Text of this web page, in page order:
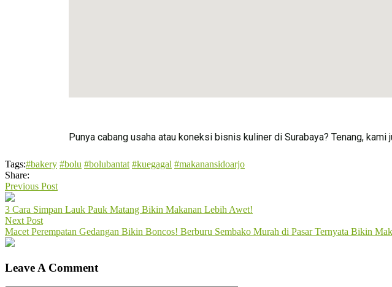
Punya cabang usaha atau koneksi bisnis kuliner di Surabaya? Tenang,
Tags:#bakery #bolu #bolubantat #kuegagal #makanansidoarjo
Share:
Previous Post
3 Cara Simpan Lauk Pauk Matang Bikin Makanan Lebih Awet!
Next Post
Macet Perempatan Gedangan Bikin Boncos! Berburu Sembako Murah di Pasar Ternyata Bikin
Leave A Comment